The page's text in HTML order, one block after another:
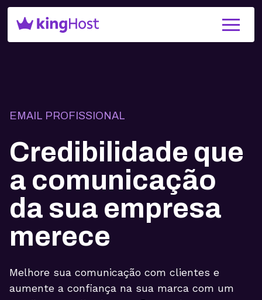
EMAIL PROFISSIONAL
Credibilidade que
a comunicação
da sua empresa
merece
Melhore sua comunicação com clientes e
aumente a confiança na sua marca com um